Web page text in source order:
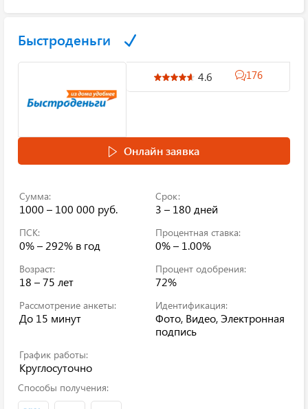
Быстроденьги
4.6 176
Онлайн заявка
Сумма:
1000 – 100 000 руб.
Срок:
3 – 180 дней
ПСК:
0% – 292% в год
Процентная ставка:
0% – 1.00%
Возраст:
18 – 75 лет
Процент одобрения:
72%
Рассмотрение анкеты:
До 15 минут
Идентификация:
Фото, Видео, Электронная
подпись
График работы:
Круглосуточно
Способы получения: